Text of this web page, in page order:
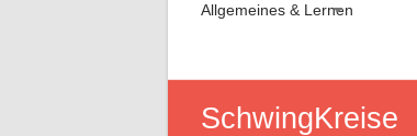
Allgemeines & Lernen
SchwingKreise